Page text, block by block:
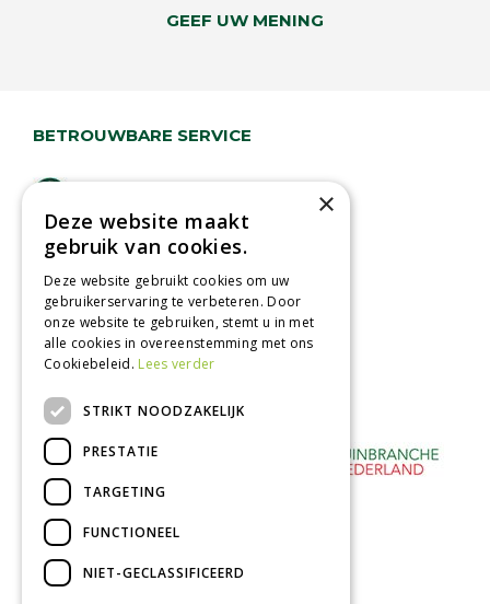
GEEF UW MENING
BETROUWBARE SERVICE
Lage verzendkosten
Vandaag besteld
binnen 2 dagen ophalen!
Afhalen in tuincentrum
Betaal veilig
met iDeal - Wero
×
Deze website maakt
gebruik van cookies.
Deze website gebruikt cookies om uw
gebruikerservaring te verbeteren. Door
onze website te gebruiken, stemt u in met
alle cookies in overeenstemming met ons
Cookiebeleid. Lees verder
STRIKT NOODZAKELIJK
PRESTATIE
TARGETING
FUNCTIONEEL
NIET-GECLASSIFICEERD